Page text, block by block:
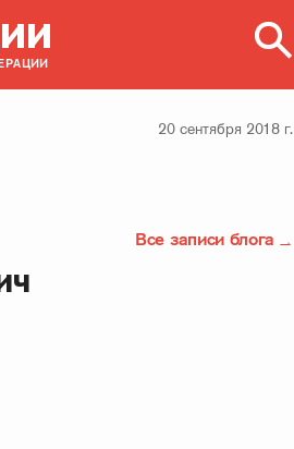
Все записи блога
20 сентября 2018 г.